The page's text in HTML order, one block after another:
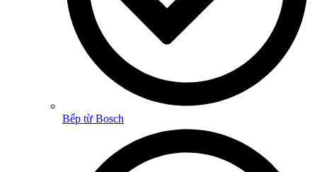
Bếp từ Bosch